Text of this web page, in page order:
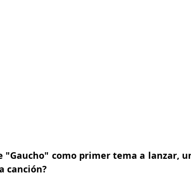
"Gaucho" como primer tema a lanzar,
canción?